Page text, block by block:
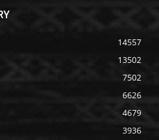
14557
13502
7502
6626
4679
3936